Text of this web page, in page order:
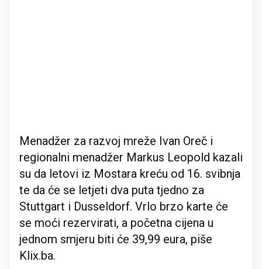
Menadžer za razvoj mreže Ivan Oreč i
regionalni menadžer Markus Leopold kazali
su da letovi iz Mostara kreću od 16. svibnja
te da će se letjeti dva puta tjedno za
Stuttgart i Dusseldorf. Vrlo brzo karte će
se moći rezervirati, a početna cijena u
jednom smjeru biti će 39,99 eura, piše
Klix.ba.